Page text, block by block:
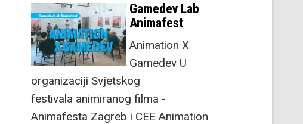
Gamedev Lab
Animafest
Animation X
Gamedev U
organizaciji Svjetskog
festivala animiranog filma -
Animafesta Zagreb i CEE Animation